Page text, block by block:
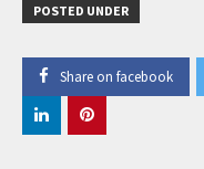
POSTED UNDER
Share on facebook